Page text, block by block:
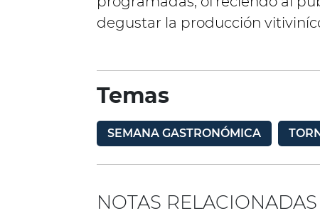
degustar la producción
Temas
SEMANA GASTRONÓMICA
NOTAS RELACIONADAS